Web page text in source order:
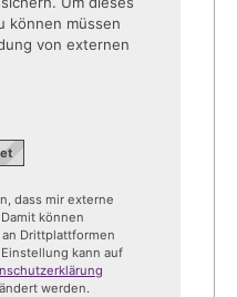
können müssen
von externen
dass mir externe
können
Drittplattformen
kann auf
werden.